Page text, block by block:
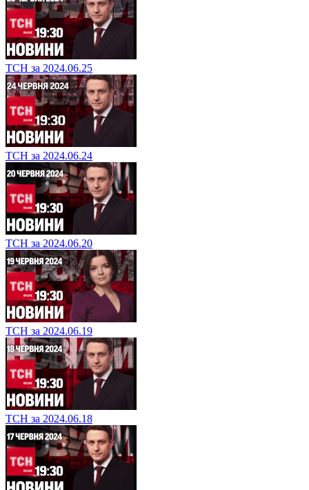
ТСН за 2024.06.25
ТСН за 2024.06.24
ТСН за 2024.06.20
ТСН за 2024.06.19
ТСН за 2024.06.18